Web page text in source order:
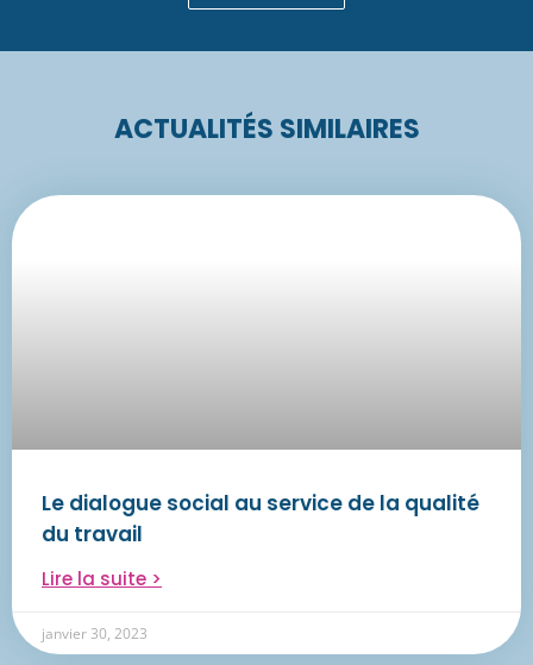
ACTUALITÉS SIMILAIRES
Le dialogue social au service de la qualité
du travail
Lire la suite >
janvier 30, 2023